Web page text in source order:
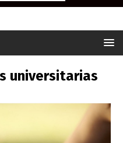
universitarias